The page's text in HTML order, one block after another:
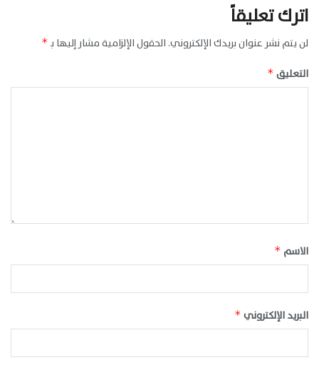
اترك تعليقاً
لن يتم نشر عنوان بريدك الإلكتروني. الحقول الإلزامية مشار إليها بـ*
التعليق *
الاسم *
البريد الإلكتروني *